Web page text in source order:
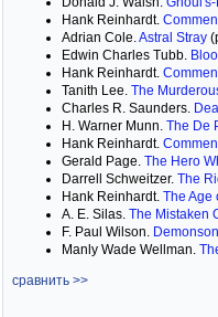
Hank Reinhardt.
Adrian Cole.Astral Stray
Edwin Charles Tubb.
Hank Reinhardt.
Tanith Lee. The
Charles R. Saunders.
H. Warner Munn. The De
Hank Reinhardt.
Gerald Page. The Hero
Darrell Schweitzer. The
Hank Reinhardt. The Age
A. E. Silas. The Mistaken
F. Paul Wilson.
Manly Wade Wellman.
сравнить >>